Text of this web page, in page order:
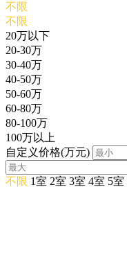
不限
不限
20万以下
20-30万
30-40万
40-50万
50-60万
60-80万
80-100万
100万以上
自定义价格(万元)
不限 1室 2室 3室 4室 5室